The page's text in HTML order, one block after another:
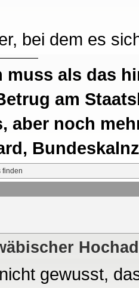
bei dem es
muss als das
am
aber noch
gewusst,